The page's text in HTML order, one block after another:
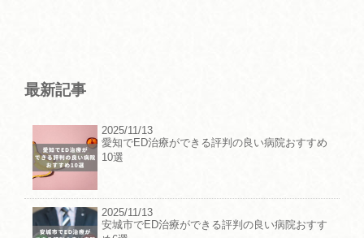
最新記事
2025/11/13
愛知でED治療ができる評判の良い病院おすすめ
10選
2025/11/13
安城市でED治療ができる評判の良い病院おすす